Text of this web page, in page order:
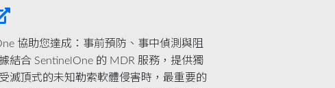
協助您達成：事前預防、事中偵測與阻
結合 SentinelOne 的 MDR 服務，提供獨
滅頂式的未知勒索軟體侵害時，最重要的